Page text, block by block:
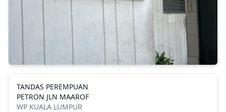
TANDAS PEREMPUAN
PETRON JLN MAAROF
WP KUALA LUMPUR